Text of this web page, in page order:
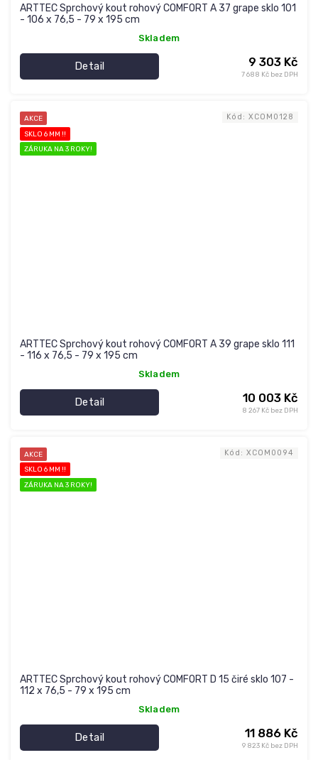
ARTTEC Sprchový kout rohový COMFORT A 37 grape sklo 101
- 106 x 76,5 - 79 x 195 cm
Skladem
7 688 Kč bez DPH
9 303 Kč
Detail
AKCE
SKLO 6 MM !!
ZÁRUKA NA 3 ROKY!
ARTTEC Sprchový kout rohový COMFORT A 39 grape sklo 111
- 116 x 76,5 - 79 x 195 cm
Skladem
8 267 Kč bez DPH
10 003 Kč
Detail
Kód: XCOM0128
AKCE
SKLO 6 MM !!
ZÁRUKA NA 3 ROKY!
ARTTEC Sprchový kout rohový COMFORT D 15 čiré sklo 107 -
112 x 76,5 - 79 x 195 cm
Skladem
9 823 Kč bez DPH
11 886 Kč
Detail
Kód: XCOM0094